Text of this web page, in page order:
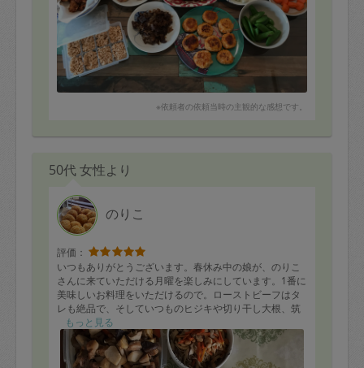
※依頼者の依頼当時の主観的な感想です。
50代 女性より
のりこ
評価：
いつもありがとうございます。春休み中の娘が、のりこ
さんに来ていただける月曜を楽しみにしています。1番に
美味しいお料理をいただけるので。ローストビーフはタ
レも絶品で、そしていつものヒジキや切り干し大根、筑
前煮なども飽きることのない大好きなメニューです。ゴ
ーヤチャンプルも楽しみです。これからもよろしくお願
いします。
もっと見る